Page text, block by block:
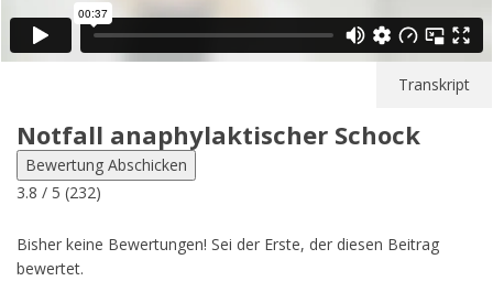
Transkript
Notfall anaphylaktischer Schock
Bewertung Abschicken
3.8 / 5 (232)
Bisher keine Bewertungen! Sei der Erste, der diesen Beitrag
bewertet.